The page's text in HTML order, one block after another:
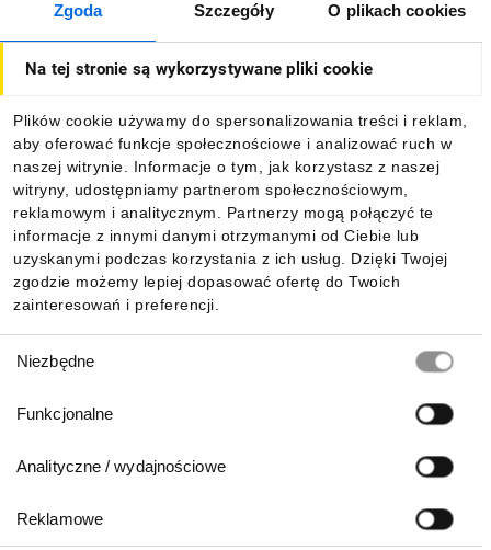
Zgoda Szczegóły O plikach cookies
Na tej stronie są wykorzystywane pliki cookie
Plików cookie używamy do spersonalizowania treści i reklam,
aby oferować funkcje społecznościowe i analizować ruch w
naszej witrynie. Informacje o tym, jak korzystasz z naszej
witryny, udostępniamy partnerom społecznościowym,
reklamowym i analitycznym. Partnerzy mogą połączyć te
informacje z innymi danymi otrzymanymi od Ciebie lub
uzyskanymi podczas korzystania z ich usług. Dzięki Twojej
zgodzie możemy lepiej dopasować ofertę do Twoich
zainteresowań i preferencji.
zgody
Niezbędne
Funkcjonalne
Analityczne / wydajnościowe
Reklamowe
O firmie
Informacje
Pobierz naszą aplikację mobilną: